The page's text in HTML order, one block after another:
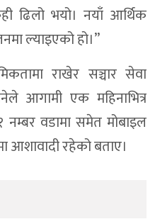
ढिलो भयो। नयाँ आर्थिक
ल्याइएको हो।”
राखेर सञ्चार सेवा
आगामी एक महिनाभित्र
नम्बर वडामा समेत मोबाइल
आशावादी रहेको बताए।